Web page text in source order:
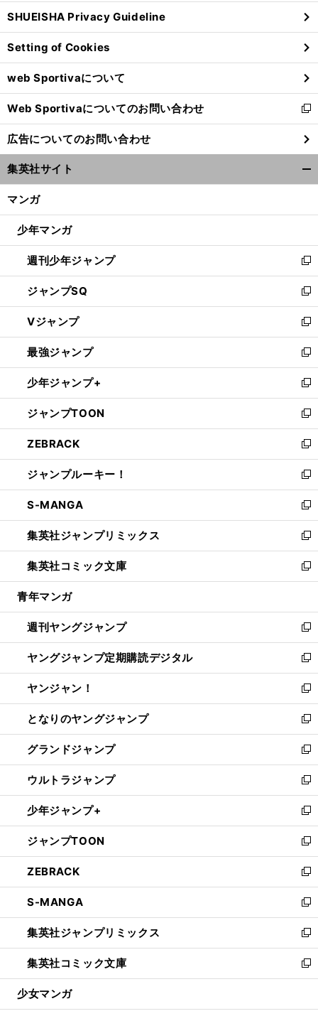
ウ
ィ
ン
ド
ウ
で
開
く
SHUEISHA Privacy Guideline
Setting of Cookies
web Sportivaについて
Web Sportivaについてのお問い合わせ
新
し
い
ウ
ィ
ン
ウ
開
く
広告についてのお問い合わせ
集英社サイト
マンガ
少年マンガ
週刊少年ジャンプ
新
し
い
ウ
ィ
ン
ド
ウ
で
開
く
ジャンプSQ
新
し
い
ウ
ィ
ン
ド
ウ
で
開
く
Vジャンプ
新
し
い
ウ
ィ
ン
ド
ウ
で
開
く
最強ジャンプ
新
し
い
ウ
ィ
ン
ド
ウ
で
開
く
少年ジャンプ+
新
し
い
ウ
ィ
ン
ド
ウ
で
開
く
ジャンプTOON
新
し
い
ウ
ィ
ン
ド
ウ
で
開
く
ZEBRACK
新
し
い
ウ
ィ
ン
ド
ウ
で
開
ジャンプルーキー！
新
し
い
ウ
ィ
ン
ド
ウ
開
く
S-MANGA
新
し
い
ウ
ィ
ン
ウ
で
開
く
集英社ジャンプリミックス
新
し
い
ウ
ン
ド
ウ
で
開
く
集英社コミック文庫
新
し
ウ
ィ
ン
ド
ウ
で
開
く
青年マンガ
週刊ヤングジャンプ
新
し
い
ウ
ィ
ン
ド
ウ
で
開
く
ヤングジャンプ定期購読デジタル
新
し
い
ウ
ィ
ン
ド
ウ
で
開
く
ヤンジャン！
新
し
い
ウ
ィ
ン
ド
ウ
で
開
く
となりのヤングジャンプ
新
し
い
ウ
ィ
ン
ド
ウ
で
開
く
グランドジャンプ
新
し
い
ウ
ィ
ン
ド
ウ
で
開
く
ウルトラジャンプ
新
し
い
ウ
ィ
ン
ド
ウ
で
開
く
少年ジャンプ+
新
し
い
ウ
ィ
ン
ド
ウ
で
開
く
ジャンプTOON
新
し
い
ウ
ィ
ン
ド
ウ
で
開
ZEBRACK
新
し
い
ウ
ィ
ン
ド
ウ
開
S-MANGA
新
し
い
ウ
ィ
ン
ウ
集英社ジャンプリミックス
新
し
い
ウ
ン
集英社コミック文庫
新
し
ウ
少女マンガ